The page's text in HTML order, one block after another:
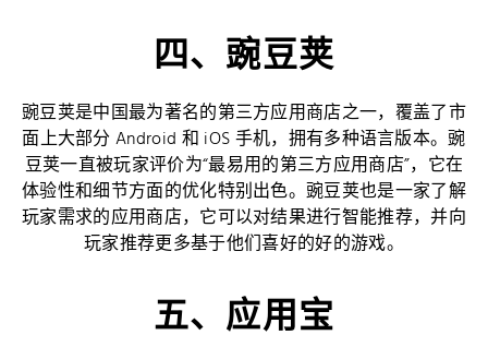
四、豌豆荚
豌豆荚是中国最为著名的第三方应用商店之一，覆盖了市
面上大部分 Android 和 iOS 手机，拥有多种语言版本。豌
豆荚一直被玩家评价为“最易用的第三方应用商店”，它在
体验性和细节方面的优化特别出色。豌豆荚也是一家了解
玩家需求的应用商店，它可以对结果进行智能推荐，并向
玩家推荐更多基于他们喜好的好的游戏。
五、应用宝